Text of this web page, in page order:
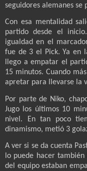
seguidores alemanes se
Con esa mentalidad
partido desde el
igualdad en el
fue de 3 el Pick. Ya en
llego a empatar el
15 minutos. Cuando
apretar para llevarse la
Por parte de Niko,
Jugo los últimos 10
nivel. En tan poco
dinamismo, metió 3
A ver si se da cuenta
lo puede hacer
del equipo estaban